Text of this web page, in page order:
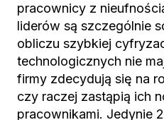
pracownicy z
liderów są szczególnie
obliczu szybkiej
technologicznych nie
firmy zdecydują się na
czy raczej zastąpią ich
pracownikami. Jedynie